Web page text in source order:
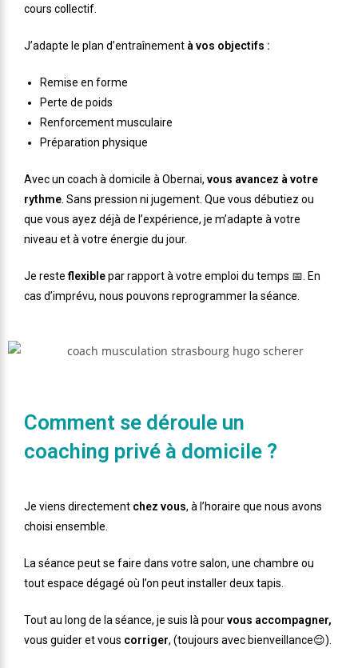
cours collectif.
J’adapte le plan d’entraînement à vos objectifs :
Remise en forme
Perte de poids
Renforcement musculaire
Préparation physique
Avec un coach à domicile à Obernai, vous avancez à votre
rythme. Sans pression ni jugement. Que vous débutiez ou
que vous ayez déjà de l’expérience, je m’adapte à votre
niveau et à votre énergie du jour.
Je resteflexiblepar rapport à votre emploi du temps 📅. En
cas d’imprévu, nous pouvons reprogrammer la séance.
Comment se déroule un
coaching privé à domicile ?
Je viens directement chez vous, à l’horaire que nous avons
choisi ensemble.
La séance peut se faire dans votre salon, une chambre ou
tout espace dégagé où l’on peut installer deux tapis.
Tout au long de la séance, je suis là pourvous accompagner,
vous guider et vous corriger, (toujours avec bienveillance😌).